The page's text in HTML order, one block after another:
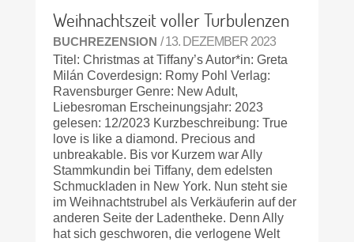
Weihnachtszeit voller Turbulenzen
BUCHREZENSION / 13. DEZEMBER 2023
Titel: Christmas at Tiffany’s Autor*in: Greta
Milán Coverdesign: Romy Pohl Verlag:
Ravensburger Genre: New Adult,
Liebesroman Erscheinungsjahr: 2023
gelesen: 12/2023 Kurzbeschreibung: True
love is like a diamond. Precious and
unbreakable. Bis vor Kurzem war Ally
Stammkundin bei Tiffany, dem edelsten
Schmuckladen in New York. Nun steht sie
im Weihnachtstrubel als Verkäuferin auf der
anderen Seite der Ladentheke. Denn Ally
hat sich geschworen, die verlogene Welt